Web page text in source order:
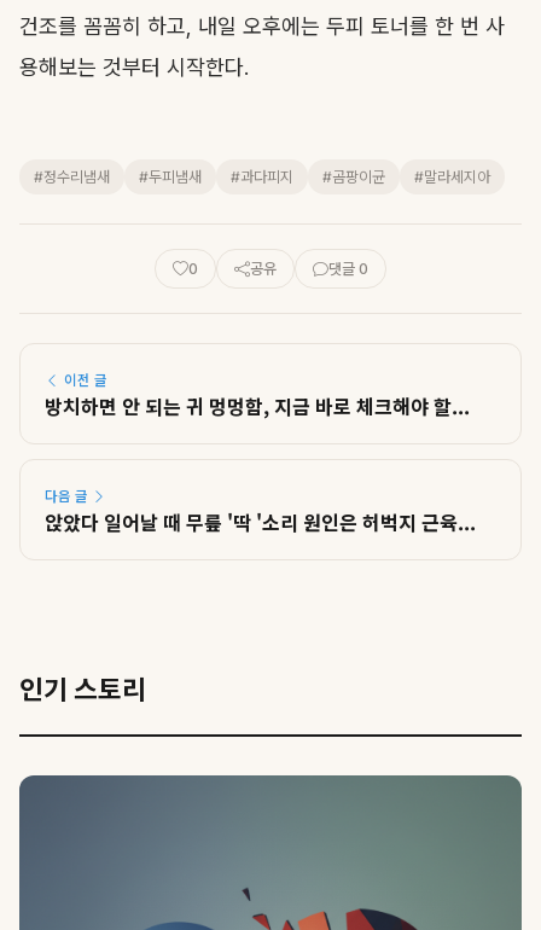
건조를 꼼꼼히 하고, 내일 오후에는 두피 토너를 한 번 사
용해보는 것부터 시작한다.
#정수리냄새 #두피냄새 #과다피지 #곰팡이균 #말라세지아
0 공유 댓글 0
이전 글
방치하면 안 되는 귀 멍멍함, 지금 바로 체크해야 할...
다음 글
앉았다 일어날 때 무릎 '딱 '소리 원인은 허벅지 근육...
인기 스토리